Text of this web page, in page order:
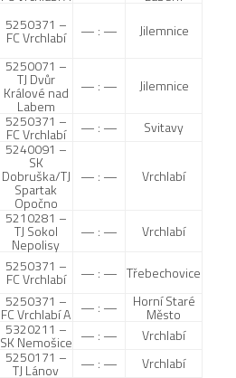
5250371 –
FC Vrchlabí — : — Jilemnice
5250071 –
TJ Dvůr
Králové nad
Labem
— : —
Jilemnice
5250371 –
FC Vrchlabí — : — Svitavy
5240091 –
SK
Dobruška/TJ
Spartak
Opočno
— : — Vrchlabí
5210281 –
TJ Sokol
Nepolisy
— : —
Vrchlabí
5250371 –
FC Vrchlabí — : — Třebechovice
5250371 –
FC Vrchlabí A — : — Horní Staré
Město
5320211 –
SK Nemošice — : —
Vrchlabí
5250171 –
TJ Lánov — : —
Vrchlabí